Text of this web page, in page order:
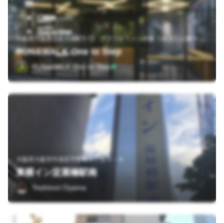
RUN&WALK One to Step
RUN&WALK One to Step
大阪府大阪市中央区平野町３丁目４－６
東横イン淀屋橋駅南
Yoshinori Oyama